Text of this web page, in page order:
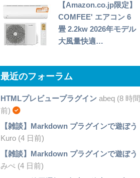
【Amazon.co.jp限定】
COMFEE' エアコン 6
畳 2.2kw 2026年モデル
大風量快適…
最近のフォーラム
HTMLプレビュープラグインabeq (8 時間
前)
【雑談】Markdown プラグインで遊ぼう
Kuro (4 日前)
【雑談】Markdown プラグインで遊ぼう
みぺ (4 日前)